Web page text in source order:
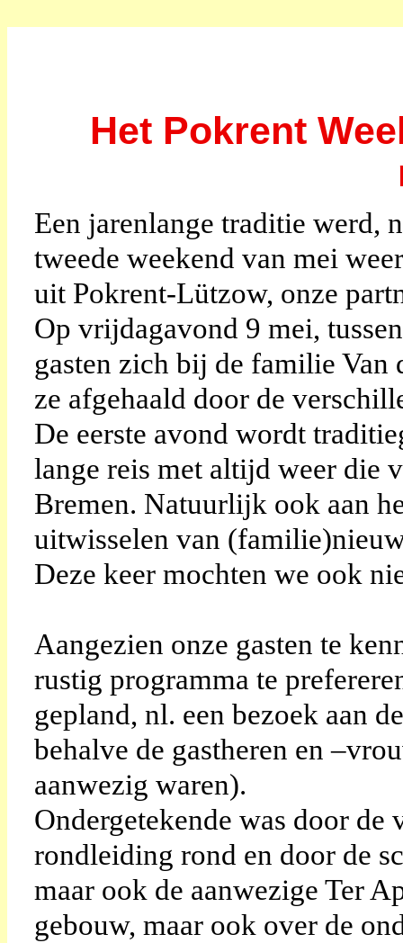
Het Pokrent
Een jarenlange traditie werd,
tweede weekend van mei
uit Pokrent-Lützow, onze
Op vrijdagavond 9 mei,
gasten zich bij de familie Van
ze afgehaald door de
De eerste avond wordt
lange reis met altijd weer die
Bremen. Natuurlijk ook aan
uitwisselen van
Deze keer mochten we ook
Aangezien onze gasten te
rustig programma te
gepland, nl. een bezoek aan
behalve de gastheren en
aanwezig waren).
Ondergetekende was door
rondleiding rond en door de
maar ook de aanwezige Ter
gebouw, maar ook over de